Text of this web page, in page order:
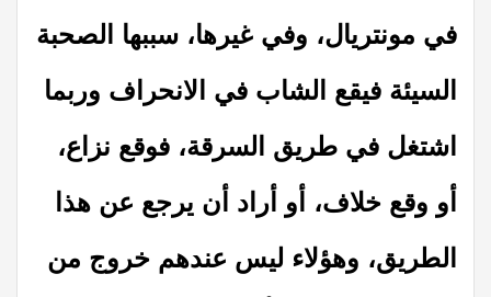
في مونتريال، وفي غيرها، سببها الصحبة
السيئة فيقع الشاب في الانحراف وربما
اشتغل في طريق السرقة، فوقع نزاع،
أو وقع خلاف، أو أراد أن يرجع عن هذا
الطريق، وهؤلاء ليس عندهم خروج من